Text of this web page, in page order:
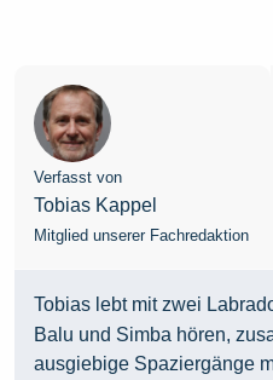
Verfasst von
Tobias Kappel
Mitglied unserer Fachredaktion
Tobias lebt mit zwei
Balu und Simba hören,
ausgiebige Spaziergänge